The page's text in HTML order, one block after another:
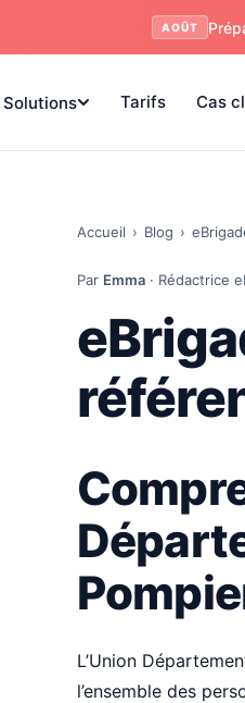
AOÛT
Solutions Tarifs Cas
Accueil › Blog ›
Par Emma · Rédactrice
L’Union
l’ensemble des